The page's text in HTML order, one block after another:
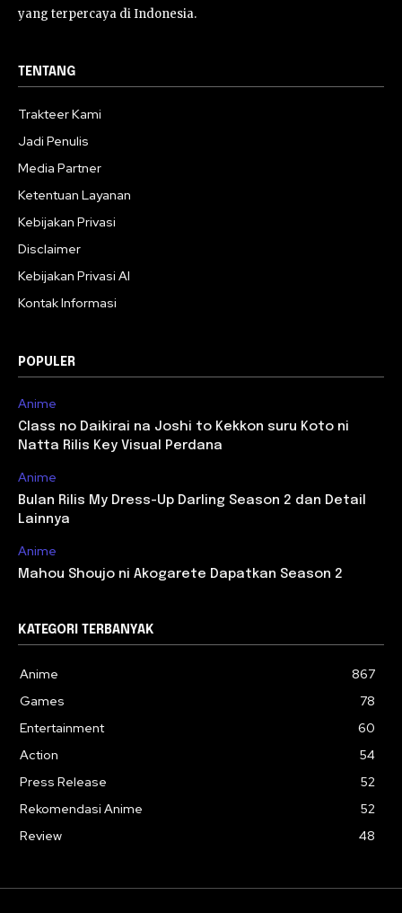
yang terpercaya di Indonesia.
TENTANG
Trakteer Kami
Jadi Penulis
Media Partner
Ketentuan Layanan
Kebijakan Privasi
Disclaimer
Kebijakan Privasi AI
Kontak Informasi
POPULER
Anime
Class no Daikirai na Joshi to Kekkon suru Koto ni
Natta Rilis Key Visual Perdana
Anime
Bulan Rilis My Dress-Up Darling Season 2 dan Detail
Lainnya
Anime
Mahou Shoujo ni Akogarete Dapatkan Season 2
KATEGORI TERBANYAK
Anime
867
Games
78
Entertainment
60
Action
54
Press Release
52
Rekomendasi Anime
52
Review
48